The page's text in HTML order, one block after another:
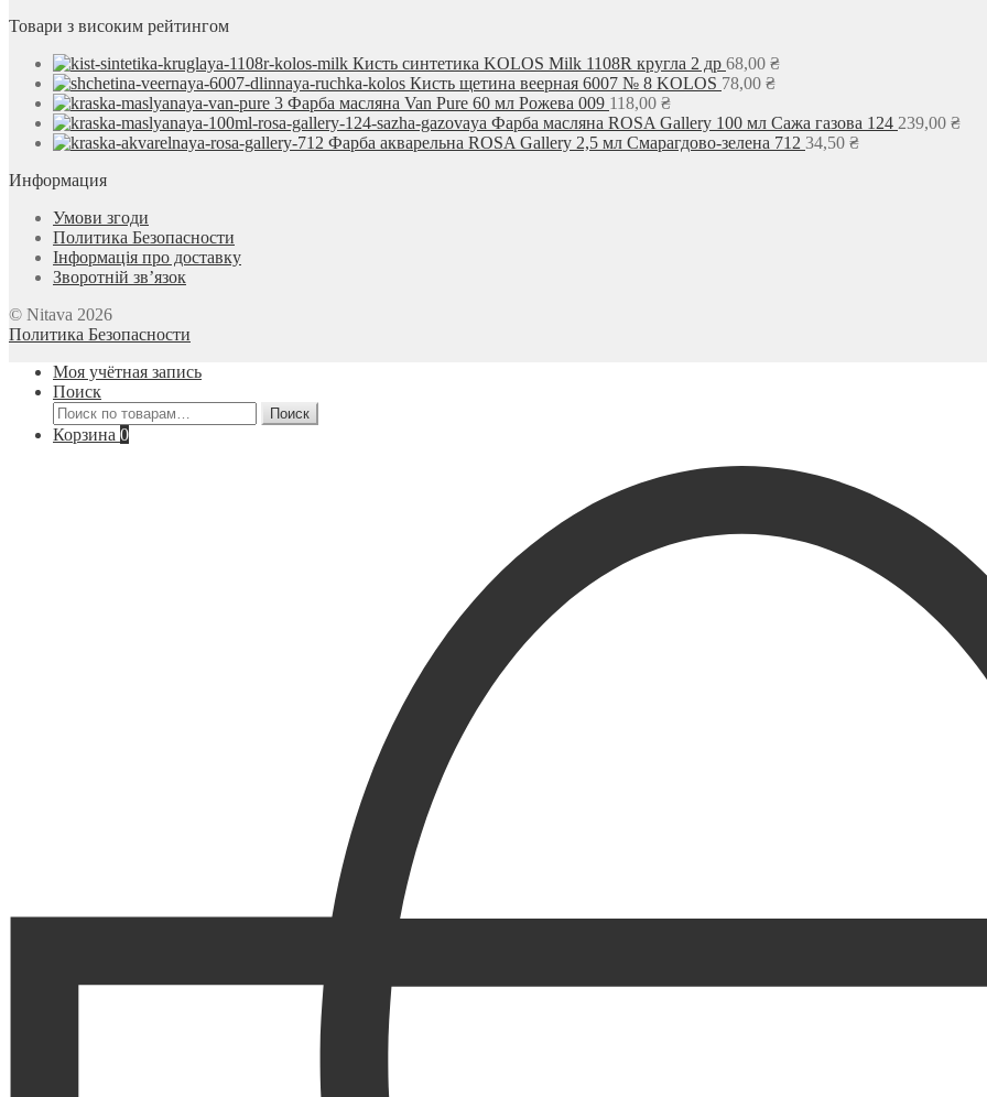
Товари з високим рейтингом
Кисть синтетика KOLOS Milk 1108R кругла 2 др 68,00 ₴
Кисть щетина веерная 6007 № 8 KOLOS 78,00 ₴
Фарба масляна Van Pure 60 мл Рожева 009 118,00 ₴
Фарба масляна ROSA Gallery 100 мл Сажа газова 124 239,00 ₴
Фарба акварельна ROSA Gallery 2,5 мл Смарагдово-зелена 712 34,50 ₴
Информация
Умови згоди
Политика Безопасности
Інформація про доставку
Зворотній зв’язок
© Nitava 2026
Политика Безопасности
Моя учётная запись
Поиск
Искать:
Поиск
Корзина 0